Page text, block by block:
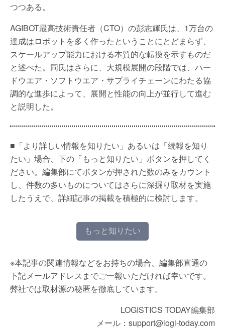
つつある。
AGIBOT最高技術責任者（CTO）の彭志輝氏は、1万台の
達成はロボットを多く作ったということにとどまらず、
スケールアップ能力における本質的な転換を示すものだ
と述べた。同氏はさらに、大規模展開の段階では、ハー
ドウエア・ソフトウエア・サプライチェーンにわたる協
調的な進歩によって、展開と性能の向上が並行して進む
と説明した。
■「より詳しい情報を知りたい」あるいは「続報を知り
たい」場合、下の「もっと知りたい」ボタンを押してく
ださい。編集部にてボタンが押された数のみをカウント
し、件数の多いものについてはさらに深掘り取材を実施
したうえで、詳細記事の掲載を積極的に検討します。
もっと知りたい
※本記事の関連情報などをお持ちの場合、編集部直通の
下記メールアドレスまでご一報いただければ幸いです。
弊社では取材源の秘匿を徹底しています。
LOGISTICS TODAY編集部
メール：support@logi-today.com